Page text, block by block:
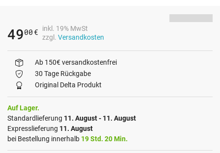
4900 €
inkl. 19% MwSt
zzgl. Versandkosten
Ab 150€ versandkostenfrei
30 Tage Rückgabe
Original Delta Produkt
Auf Lager.
Standardlieferung 11. August - 11. August
Expresslieferung 11. August
bei Bestellung innerhalb 19 Std. 20 Min.